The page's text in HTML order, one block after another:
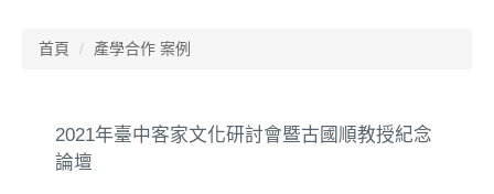
首頁 產學合作 案例
2021年臺中客家文化研討會暨古國順教授紀念
論壇